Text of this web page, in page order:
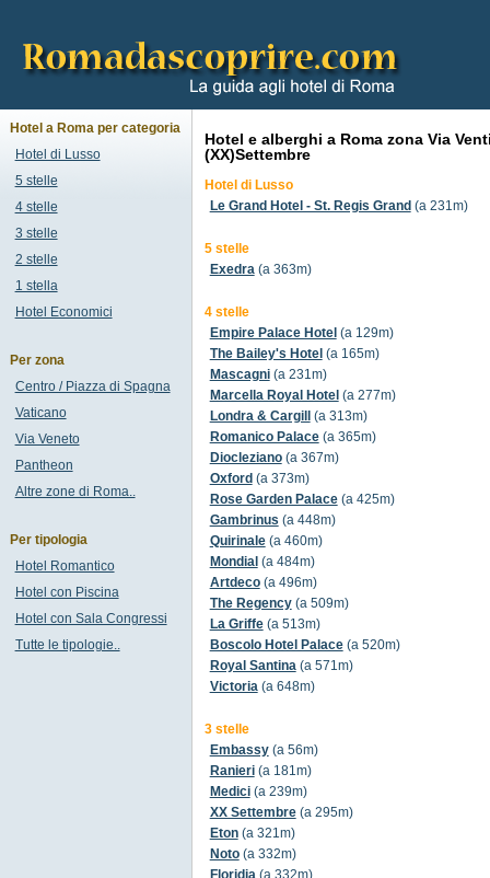
Hotel e alberghi a Roma zona Via
(XX)Settembre
Hotel di Lusso
Le Grand Hotel - St. Regis Grand (a 231m)
5 stelle
Exedra(a 363m)
4 stelle
Empire Palace Hotel (a 129m)
The Bailey's Hotel (a 165m)
Mascagni(a 231m)
Marcella Royal Hotel (a 277m)
Londra & Cargill
(a 313m)
Romanico Palace(a 365m)
Diocleziano(a 367m)
Oxford (a 373m)
Rose Garden Palace(a 425m)
Gambrinus (a 448m)
Quirinale(a 460m)
Mondial (a 484m)
Artdeco(a 496m)
The Regency(a 509m)
La Griffe(a 513m)
Boscolo Hotel Palace(a 520m)
Royal Santina(a 571m)
Victoria(a 648m)
3 stelle
Embassy(a 56m)
Ranieri(a 181m)
Medici(a 239m)
XX Settembre(a 295m)
Eton(a 321m)
Noto(a 332m)
Floridia(a 332m)
Hotel a Roma per categoria
Hotel di Lusso
5 stelle
4 stelle
3 stelle
2 stelle
1 stella
Hotel Economici
Per zona
Centro / Piazza di Spagna
Vaticano
Via Veneto
Pantheon
Altre zone di Roma..
Per tipologia
Hotel Romantico
Hotel con Piscina
Hotel con Sala Congressi
Tutte le tipologie..